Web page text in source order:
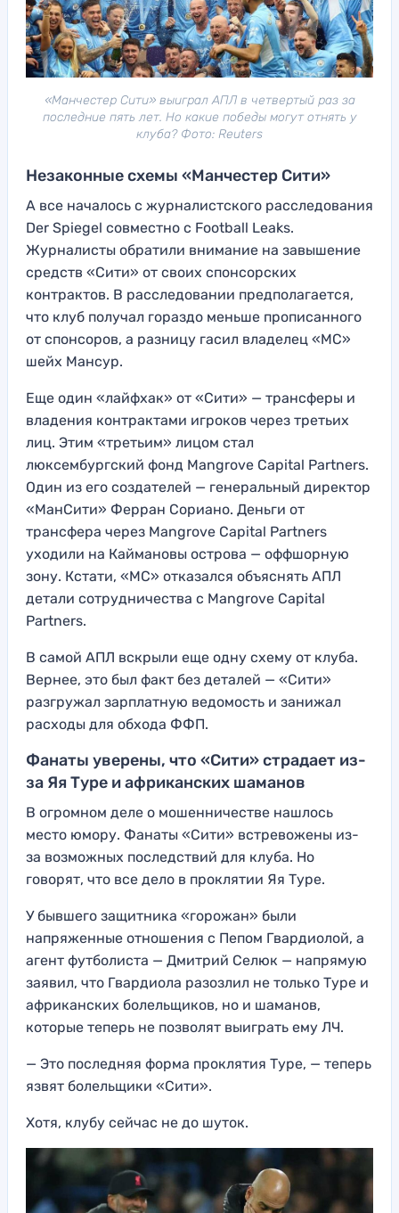
«Манчестер Сити» выиграл АПЛ в четвертый раз за
последние пять лет. Но какие победы могут отнять у
клуба? Фото: Reuters
Незаконные схемы «Манчестер Сити»
А все началось с журналистского расследования
Der Spiegel совместно с Football Leaks.
Журналисты обратили внимание на завышение
средств «Сити» от своих спонсорских
контрактов. В расследовании предполагается,
что клуб получал гораздо меньше прописанного
от спонсоров, а разницу гасил владелец «МС»
шейх Мансур.
Еще один «лайфхак» от «Сити» — трансферы и
владения контрактами игроков через третьих
лиц. Этим «третьим» лицом стал
люксембургский фонд Mangrove Capital Partners.
Один из его создателей — генеральный директор
«МанСити» Ферран Сориано. Деньги от
трансфера через Mangrove Capital Partners
уходили на Каймановы острова — оффшорную
зону. Кстати, «МС» отказался объяснять АПЛ
детали сотрудничества с Mangrove Capital
Partners.
В самой АПЛ вскрыли еще одну схему от клуба.
Вернее, это был факт без деталей — «Сити»
разгружал зарплатную ведомость и занижал
расходы для обхода ФФП.
Фанаты уверены, что «Сити» страдает из-
за Яя Туре и африканских шаманов
В огромном деле о мошенничестве нашлось
место юмору. Фанаты «Сити» встревожены из-
за возможных последствий для клуба. Но
говорят, что все дело в проклятии Яя Туре.
У бывшего защитника «горожан» были
напряженные отношения с Пепом Гвардиолой, а
агент футболиста — Дмитрий Селюк — напрямую
заявил, что Гвардиола разозлил не только Туре и
африканских болельщиков, но и шаманов,
которые теперь не позволят выиграть ему ЛЧ.
— Это последняя форма проклятия Туре, — теперь
язвят болельщики «Сити».
Хотя, клубу сейчас не до шуток.